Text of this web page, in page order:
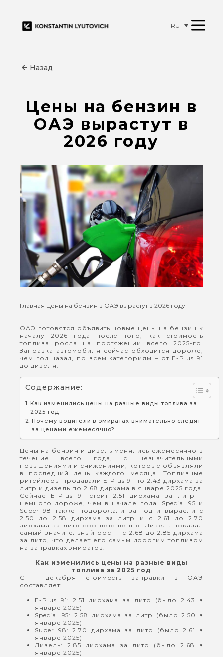
RU
Назад
Цены на бензин в
ОАЭ вырастут в
2026 году
Главная Цены на бензин в ОАЭ вырастут в 2026 году
ОАЭ готовятся объявить новые цены на бензин к
началу 2026 года после того, как стоимость
топлива росла на протяжении всего 2025-го.
Заправка автомобиля сейчас обходится дороже,
чем год назад, по всем категориям – от E-Plus 91
до дизеля.
Содержание:
Как изменились цены на разные виды топлива за
2025 год
Почему водители в эмиратах внимательно следят
за ценами ежемесячно?
Цены на бензин и дизель менялись ежемесячно в
течение всего года, с незначительными
повышениями и снижениями, которые объявляли
в последний день каждого месяца. Топливные
ритейлеры продавали E-Plus 91 по 2.43 дирхама за
литр и дизель по 2.68 дирхама в январе 2025 года.
Сейчас E-Plus 91 стоит 2.51 дирхама за литр –
немного дороже, чем в начале года. Special 95 и
Super 98 также подорожали за год и вырасли с
2.50 до 2.58 дирхама за литр и с 2.61 до 2.70
дирхама за литр соответственно. Дизель показал
самый значительный рост – с 2.68 до 2.85 дирхама
за литр, что делает его самым дорогим топливом
на заправках эмиратов.
Как изменились цены на разные виды
топлива за 2025 год
С 1 декабря стоимость заправки в ОАЭ
составляет:
E-Plus 91: 2.51 дирхама за литр (было 2.43 в
январе 2025)
Special 95: 2.58 дирхама за литр (было 2.50 в
январе 2025)
Super 98: 2.70 дирхама за литр (было 2.61 в
январе 2025)
Дизель: 2.85 дирхама за литр (было 2.68 в
январе 2025)